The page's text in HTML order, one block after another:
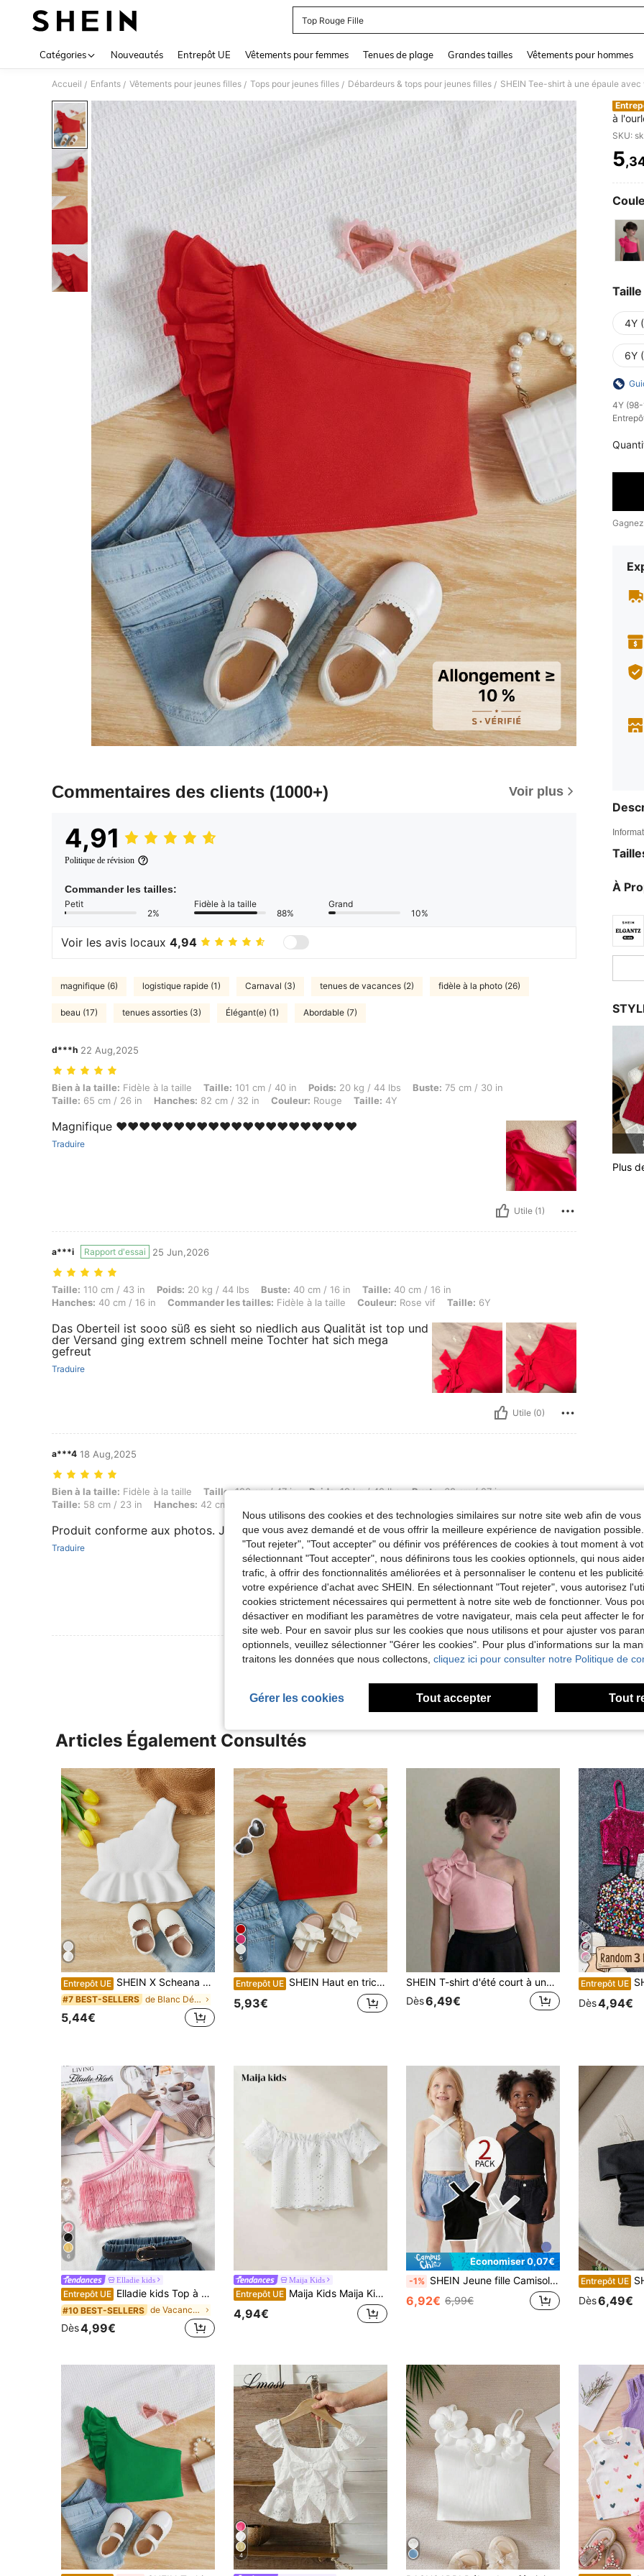
Top Rouge Fille
Catégories Nouveautés Entrepôt UE Vêtements pour femmes Tenues de plage Grandes tailles Vêtements pour hommes
Accueil / Enfants / Vêtements pour jeunes filles / Tops pour jeunes filles / Débardeurs & tops pour jeunes filles /
Commentaires des clients (1000+) Voir plus
4,91
Politique de révision
Commander les tailles:
Petit
2%
Fidèle à la taille
88%
Grand
10%
Voir les avis locaux 4,94
magnifique (6) logistique rapide (1) Carnaval (3) tenues de vacances (2) fidèle à la photo (26)
beau (17) tenues assorties (3) Élégant(e) (1) Abordable (7)
d***h 22 Aug,2025
Bien à la taille: Fidèle à la taille, Taille: 101 cm / 40 in, Poids: 20 kg / 44 lbs, Buste: 75 cm / 30 in, Taille: 65 cm / 26 in, Hanches: 82 cm / 32 in,
Bien à la taille: Fidèle à la taille Taille: 101 cm / 40 in Poids: 20 kg / 44 lbs Buste: 75 cm / 30 in
Taille: 65 cm / 26 in Hanches: 82 cm / 32 in Couleur: Rouge Taille: 4Y
Magnifique ❤️❤️❤️❤️❤️❤️❤️❤️❤️❤️❤️❤️❤️❤️❤️❤️❤️❤️❤️❤️❤️
Traduire
Utile (1)
a***i Rapport d'essai 25 Jun,2026
Taille: 110 cm / 43 in, Poids: 20 kg / 44 lbs, Buste: 40 cm / 16 in, Taille: 40 cm / 16 in, Hanches: 40 cm / 16 in, Commander les tailles: Fidèle à la taille,
Taille: 110 cm / 43 in Poids: 20 kg / 44 lbs Buste: 40 cm / 16 in Taille: 40 cm / 16 in
Hanches: 40 cm / 16 in Commander les tailles: Fidèle à la taille Couleur: Rose vif Taille: 6Y
Das Oberteil ist sooo süß es sieht so niedlich aus Qualität ist top und
der Versand ging extrem schnell meine Tochter hat sich mega
gefreut
Traduire
Utile (0)
a***4 18 Aug,2025
Bien à la taille: Fidèle à la taille, Taille: 120 cm / 47 in, Poids: 19 kg / 42 lbs, Buste: 68 cm / 27 in, Taille: 58 cm / 23 in, Hanches: 42 cm / 17 in,
Bien à la taille: Fidèle à la taille Taille:120 cm / 47 in Poids:19 kg / 42 lbs Buste:68 cm / 27 in
Taille: 58 cm / 23 in Hanches: 42 cm / 17 in
Produit conforme aux photos. Je suis ravie
Traduire
Utile (0)
Voir Plus D'avis
à
en été
SKU:
5
Taille
4Y
6Y
​4Y (98-
À
Plus
Articles Également Consultés
Entrepôt UE SHEIN X Scheana Jeune Fille Haut De Réservoir À Volants Sur Un Épaule Avec Bordure De Coquille Et Peplum
#7 BEST-SELLERS de Blanc Débardeurs et camisoles pour jeunes fille
5,44€
6
Entrepôt UE SHEIN Haut en tricot avec décolleté en cœur et nœud, jeunes filles, été
5,93€
SHEIN T-shirt d'été court à une épaule avec décoration de nœud de couleur unie pour jeune fille
Dès6,49€
Entrepôt UE SHEIN 1
Dès4,94€
6
Elladie kids
Entrepôt UE Elladie kids Top à col ras-du-cou à design multicouche avec franges pour jeunes filles, convient pour les activités quotidiennes d'été
#10 BEST-SELLERS de Vacances Hauts pour jeunes filles
Dès4,99€
Maija Kids
Entrepôt UE Maija Kids Maija Kids T-shirt Schiffy à épaules dénudées avec bordure ondulée pour jeunes filles
4,94€
Économiser 0,07€
-1% SHEIN Jeune fille Camisole côtelée col suspendu et épaule ouverte
6,92€ 6,99€
Entrepôt UE
Dès6,49€
4
#4 BEST-
Nous utilisons des cookies et des technologies similaires sur notre site web afin de
que vous avez demandé et de vous offrir la meilleure expérience de navigation
"Tout rejeter", "Tout accepter" ou définir vos préférences de cookies à tout moment à
sélectionnant "Tout accepter", nous définirons tous les cookies optionnels, qui nous
trafic, à offrir des fonctionnalités améliorées et à personnaliser le contenu et les
votre expérience d'achat avec SHEIN. En sélectionnant "Tout rejeter", vous autorisez
cookies strictement nécessaires qui permettent à notre site web de fonctionner. Vous
désactiver en modifiant les paramètres de votre navigateur, mais cela peut affecter le
site web. Pour en savoir plus sur les cookies que nous utilisons et pour ajuster vos
optionnels, veuillez sélectionner "Gérer les cookies". Pour plus d'informations sur la
traitons les données que nous collectons, cliquez ici pour consulter notre Politique de
Gérer les cookies Tout accepter Tout